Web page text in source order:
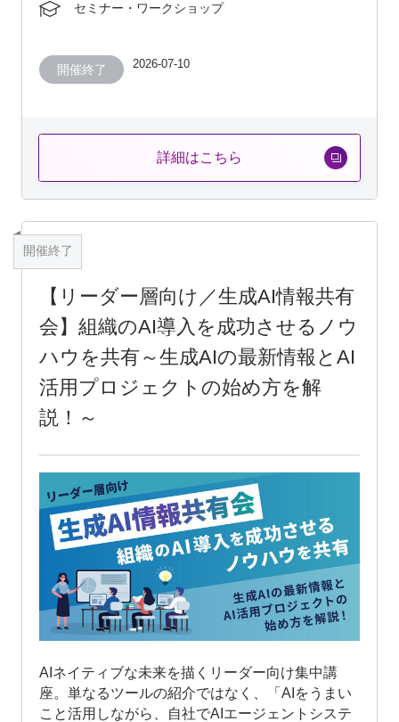
セミナー・ワークショップ
開催終了 2026-07-10
詳細はこちら
開催終了
【リーダー層向け／生成AI情報共有
会】組織のAI導入を成功させるノウ
ハウを共有～生成AIの最新情報とAI
活用プロジェクトの始め方を解
説！～
AIネイティブな未来を描くリーダー向け集中講
座。単なるツールの紹介ではなく、「AIをうまい
こと活用しながら、自社でAIエージェントシステ